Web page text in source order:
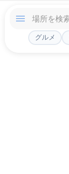
グルメ